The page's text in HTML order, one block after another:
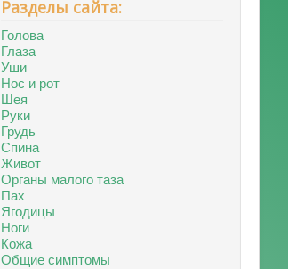
Разделы сайта:
Голова
Глаза
Уши
Нос и рот
Шея
Руки
Грудь
Спина
Живот
Органы малого таза
Пах
Ягодицы
Ноги
Кожа
Общие симптомы